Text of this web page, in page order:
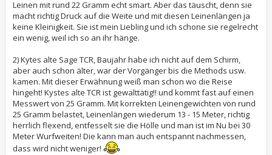
Leinen mit rund 22 Gramm echt smart. Aber das täuscht, denn sie
macht richtig Druck auf die Weite und mit diesen Leinenlängen ja
keine Kleinigkeit. Sie ist mein Liebling und ich schone sie regelrecht
ein wenig, weil ich so an ihr hänge.
2) Kytes alte Sage TCR, Baujahr habe ich nicht auf dem Schirm,
aber auch schon älter, war der Vorgänger bis die Methods usw.
kamen. Mit dieser Erwähnung weiß man schon wo die Reise
hingeht! Kystes alte TCR ist gewalttätig!! und kommt fast auf einen
Messwert von 25 Gramm. Mit korrekten Leinengewichten von rund
25 Gramm belastet, Leinenlängen wiederum 13 - 15 Meter, richtig
herrlich flexend, entfesselt sie die Hölle und man ist im Nu bei 30
Meter Wurfweiten! Die kann man auch entspannt nachmessen,
dass wird nicht weniger!